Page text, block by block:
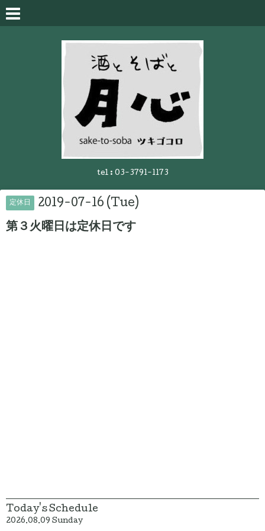
tel : 03-3791-1173
定休日 2019-07-16 (Tue)
第３火曜日は定休日です
Today's Schedule
2026.08.09 Sunday